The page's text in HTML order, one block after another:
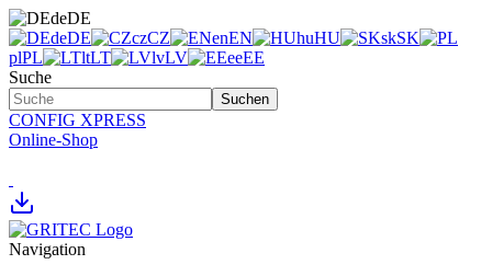
deDE
deDE czCZ enEN huHU skSK
plPL ltLT lvLV eeEE
Suche
Suchen
CONFIG XPRESS
Online-Shop
Navigation